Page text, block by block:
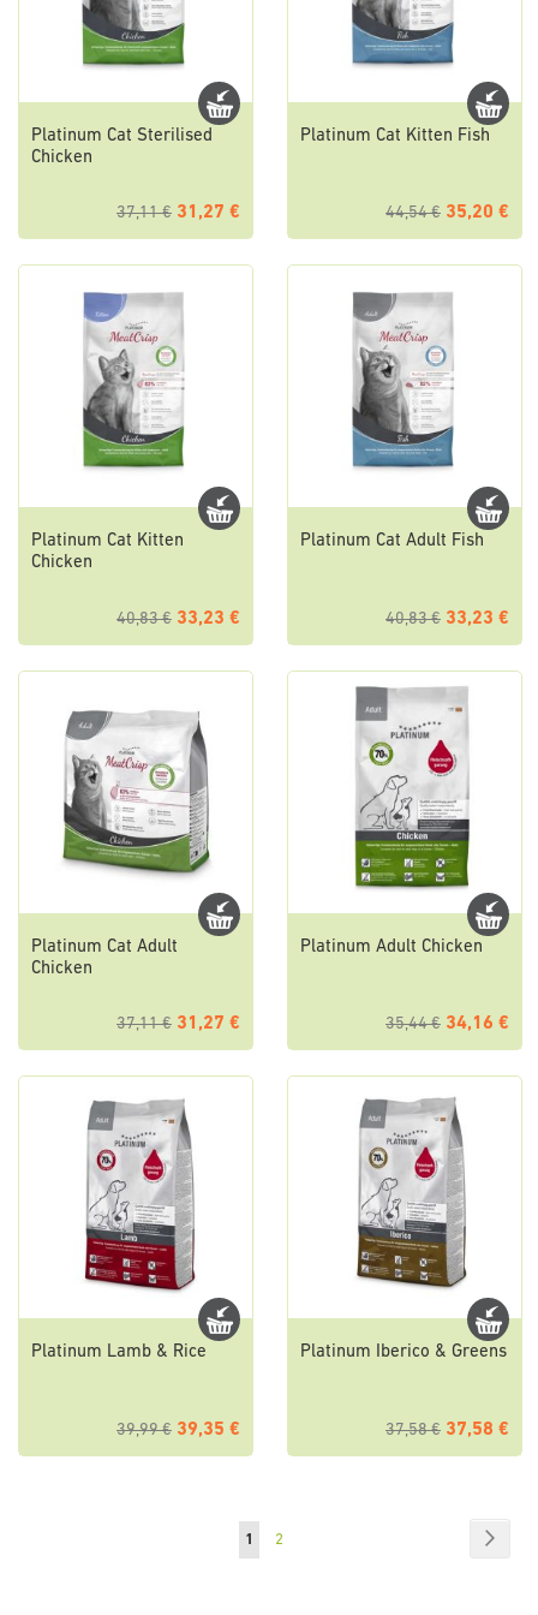
Platinum Cat Sterilised
Chicken
37,11 € 31,27 €
Platinum Cat Kitten Fish
44,54 € 35,20 €
Platinum Cat Kitten
Chicken
40,83 € 33,23 €
Platinum Cat Adult Fish
40,83 € 33,23 €
Platinum Cat Adult
Chicken
37,11 € 31,27 €
Platinum Adult Chicken
35,44 € 34,16 €
Platinum Lamb & Rice
39,99 € 39,35 €
Platinum Iberico & Greens
37,58 € 37,58 €
Pagina
Attualmente
1 Pagina
2